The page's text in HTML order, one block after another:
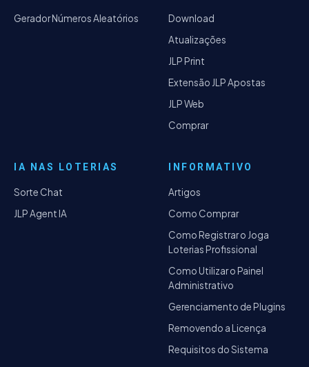
Gerador Números Aleatórios
Download
Atualizações
JLP Print
Extensão JLP Apostas
JLP Web
Comprar
IA NAS LOTERIAS
Sorte Chat
JLP Agent IA
INFORMATIVO
Artigos
Como Comprar
Como Registrar o Joga
Loterias Profissional
Como Utilizar o Painel
Administrativo
Gerenciamento de Plugins
Removendo a Licença
Requisitos do Sistema